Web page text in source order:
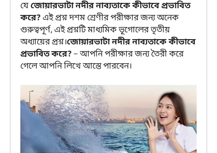
যেজোয়ারভাটা নদীর নাব্যতাকে কীভাবে প্রভাবিত
করে?এই প্রশ্ন দশম শ্রেণীর পরীক্ষার জন্য অনেক
গুরুত্বপূর্ণ, এই প্রশ্নটি মাধ্যমিক ভূগোলের তৃতীয়
অধ্যায়ের প্রশ্ন।জোয়ারভাটা নদীর নাব্যতাকে কীভাবে
প্রভাবিত করে?– আপনি পরীক্ষার জন্য তৈরী করে
গেলে আপনি লিখে আস্তে পারবেন।